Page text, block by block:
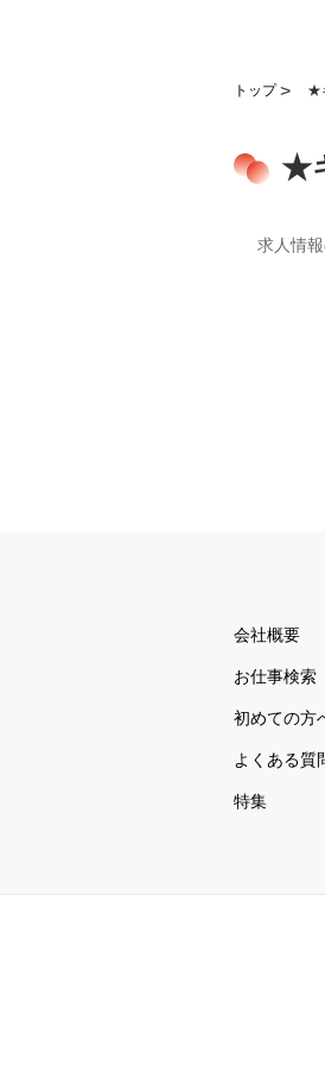
トップ ★
★
求人情
会社概要
お仕事検索
初めての方
よくある質
特集